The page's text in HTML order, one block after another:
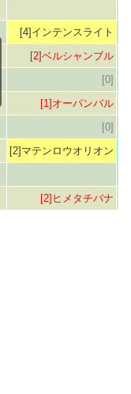
[4]インテンスライト
[2]ベルシャンブル
[0]
[1]オーパンバル
[0]
[2]マテンロウオリオン
[2]ヒメタチバナ